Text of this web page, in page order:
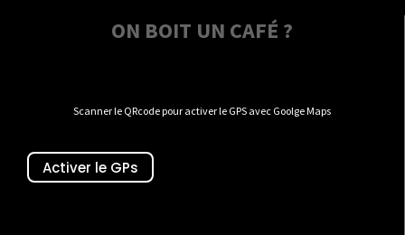
ON BOIT UN CAFÉ ?
Scanner le QRcode pour activer le GPS avec Goolge Maps
Activer le GPs